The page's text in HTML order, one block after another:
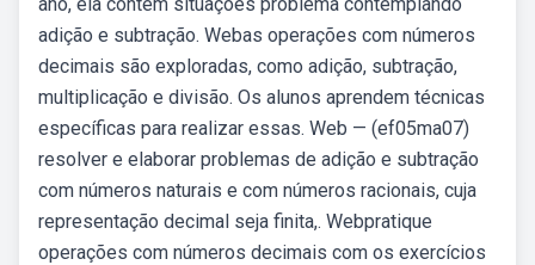
adição e subtração. Webas operações com números
decimais são exploradas, como adição, subtração,
multiplicação e divisão. Os alunos aprendem técnicas
específicas para realizar essas. Web — (ef05ma07)
resolver e elaborar problemas de adição e subtração
com números naturais e com números racionais, cuja
representação decimal seja finita,. Webpratique
operações com números decimais com os exercícios